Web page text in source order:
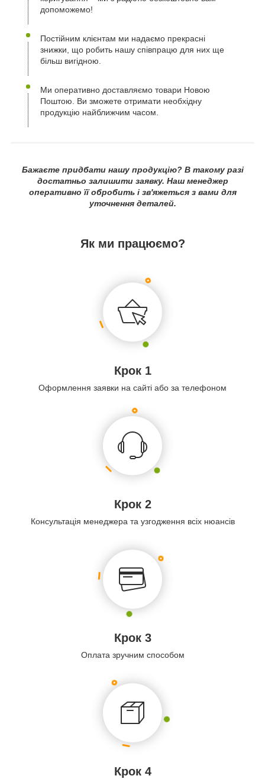
допоможемо!
Постійним клієнтам ми надаємо прекрасні
знижки, що робить нашу співпрацю для них ще
більш вигідною.
Ми оперативно доставляємо товари Новою
Поштою. Ви зможете отримати необхідну
продукцію найближчим часом.
Бажаєте придбати нашу продукцію? В такому разі
достатньо залишити заявку. Наш менеджер
оперативно її обробить і зв'яжеться з вами для
уточнення деталей.
Як ми працюємо?
Крок 1
Оформлення заявки на сайті або за телефоном
Крок 2
Консультація менеджера та узгодження всіх нюансів
Крок 3
Оплата зручним способом
Крок 4